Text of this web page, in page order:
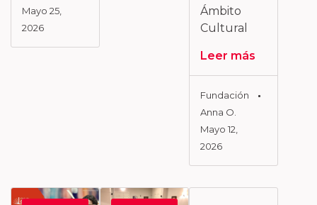
Mayo 25,
2026
Ámbito
Cultural
Leer más
Fundación
Anna O.
Mayo 12,
2026